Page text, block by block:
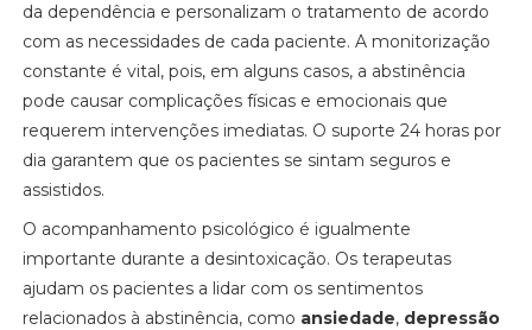
da dependência e personalizam o tratamento de acordo
com as necessidades de cada paciente. A monitorização
constante é vital, pois, em alguns casos, a abstinência
pode causar complicações físicas e emocionais que
requerem intervenções imediatas. O suporte 24 horas por
dia garantem que os pacientes se sintam seguros e
assistidos.
O acompanhamento psicológico é igualmente
importante durante a desintoxicação. Os terapeutas
ajudam os pacientes a lidar com os sentimentos
relacionados à abstinência, como ansiedade, depressão